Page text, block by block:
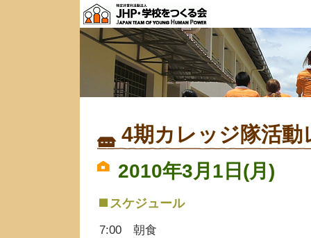
4期カレッジ隊活動
2010年3月1日(月)
スケジュール
7:00 朝食